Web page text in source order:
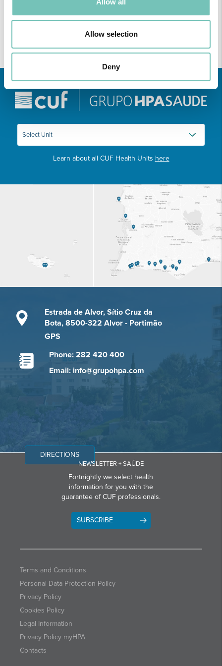
Allow selection
Deny
Learn about all CUF Health Units here
Estrada de Alvor, Sítio Cruz da
Bota, 8500-322 Alvor - Portimão
GPS
Phone: 282 420 400
Email: info@grupohpa.com
DIRECTIONS
NEWSLETTER + SAÚDE
Fortnightly we select health
information for you with the
guarantee of CUF professionals.
SUBSCRIBE
Terms and Conditions
Personal Data Protection Policy
Privacy Policy
Cookies Policy
Legal Information
Privacy Policy myHPA
Contacts